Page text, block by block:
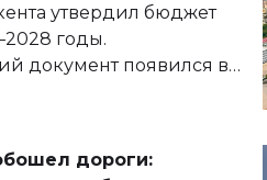
утвердил бюджет
годы.
документ появился в
правовых актов и на
дороги: